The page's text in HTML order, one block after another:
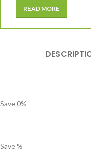
READ MORE
Save0%
Save%